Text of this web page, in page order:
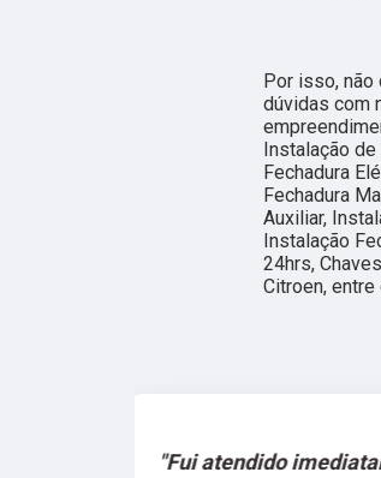
Por isso,
dúvidas com
Instalação
Fechadura
Fechadura
Auxiliar,
Instalação
24hrs,
Citroen,
"O atendimento foi